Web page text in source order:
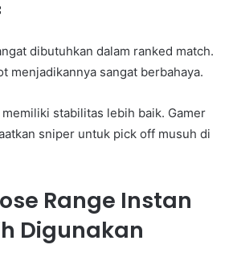
dibutuhkan dalam ranked match.
menjadikannya sangat berbahaya.
stabilitas lebih baik. Gamer
sniper untuk pick off musuh di
Range Instan
Digunakan